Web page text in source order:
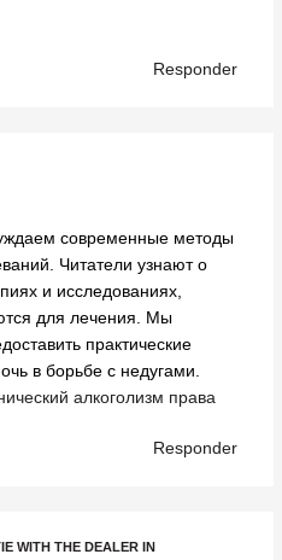
Responder
современные методы
Читатели узнают о
и исследованиях,
для лечения. Мы
практические
в борьбе с недугами.
алкоголизм права
Responder
WITH THE DEALER IN